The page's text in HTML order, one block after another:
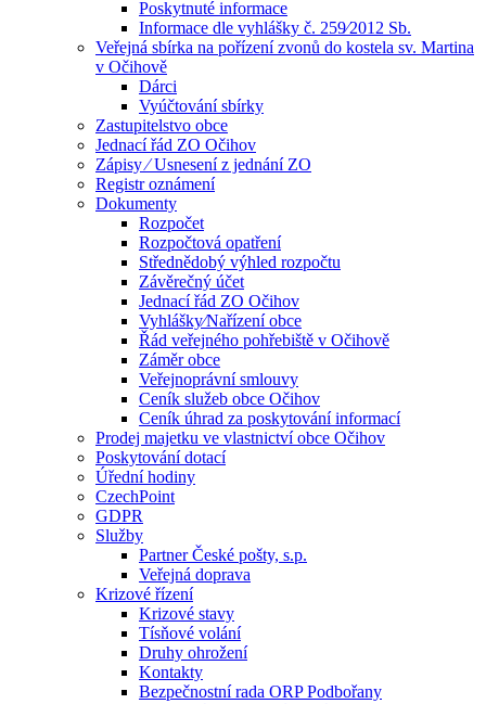
Poskytnuté informace
Informace dle vyhlášky č. 259⁄2012 Sb.
Veřejná sbírka na pořízení zvonů do kostela sv. Martina
v Očihově
Dárci
Vyúčtování sbírky
Zastupitelstvo obce
Jednací řád ZO Očihov
Zápisy ⁄ Usnesení z jednání ZO
Registr oznámení
Dokumenty
Rozpočet
Rozpočtová opatření
Střednědobý výhled rozpočtu
Závěrečný účet
Jednací řád ZO Očihov
Vyhlášky⁄Nařízení obce
Řád veřejného pohřebiště v Očihově
Záměr obce
Veřejnoprávní smlouvy
Ceník služeb obce Očihov
Ceník úhrad za poskytování informací
Prodej majetku ve vlastnictví obce Očihov
Poskytování dotací
Úřední hodiny
CzechPoint
GDPR
Služby
Partner České pošty, s.p.
Veřejná doprava
Krizové řízení
Krizové stavy
Tísňové volání
Druhy ohrožení
Kontakty
Bezpečnostní rada ORP Podbořany